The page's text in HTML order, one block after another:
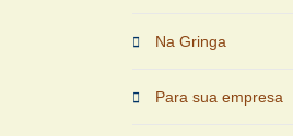
Na Gringa
Para sua empresa